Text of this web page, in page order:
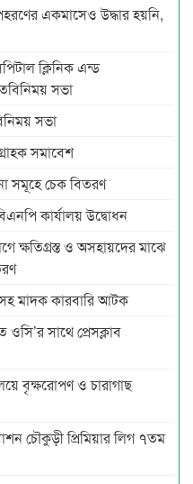
একমাসেও উদ্ধার হয়নি,
ক্লিনিক এন্ড
সভা
সভা
সমাবেশ
সমূহে চেক বিতরণ
কার্যালয় উদ্বোধন
ক্ষতিগ্রস্ত ও অসহায়দের মাঝে
মাদক কারবারি আটক
সাথে প্রেসক্লাব
বৃক্ষরোপণ ও চারাগাছ
চৌকুড়ী প্রিমিয়ার লিগ ৭তম